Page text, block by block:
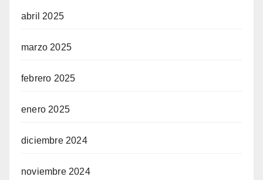
abril 2025
marzo 2025
febrero 2025
enero 2025
diciembre 2024
noviembre 2024